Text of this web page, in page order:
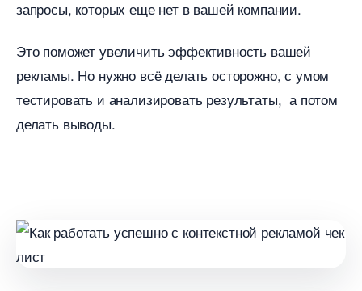
запросы, которых еще нет в вашей компании.
Это поможет увеличить эффективность вашей
рекламы. Но нужно всё делать осторожно, с умом
тестировать и анализировать результаты, а потом
делать выводы.